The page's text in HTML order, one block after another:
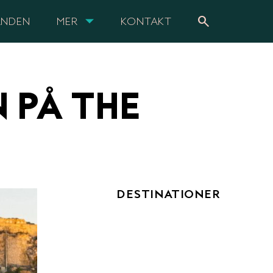
MER KONTAKT search
PÅ THE
DESTINATIONER